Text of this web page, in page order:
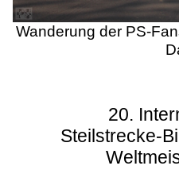
Wanderung der PS-
20.
Steilstrecke-